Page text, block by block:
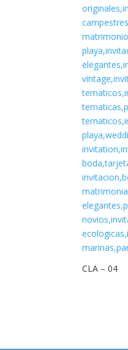
CLA – 04